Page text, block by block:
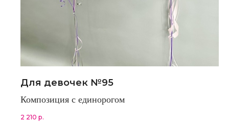
Для девочек №95
Композиция с единорогом
2 210 р.